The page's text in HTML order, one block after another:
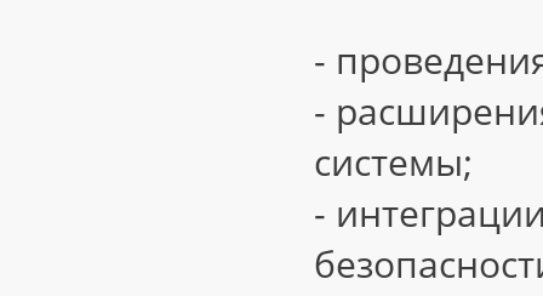
-
-
системы;
-